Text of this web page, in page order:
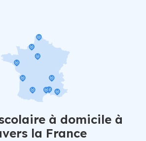
à domicile à
la France